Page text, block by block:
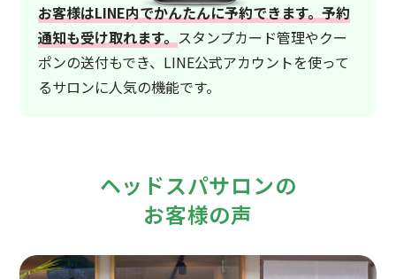
お客様はLINE内でかんたんに予約できます。予約
通知も受け取れます。 スタンプカード管理やクー
ポンの送付もでき、LINE公式アカウントを使って
るサロンに人気の機能です。
ヘッドスパサロンの
お客様の声